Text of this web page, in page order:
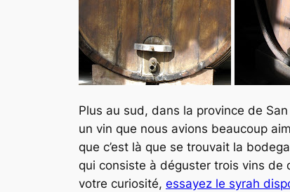
Plus au sud, dans la province de
un vin que nous avions beaucoup
que c’est là que se trouvait la
qui consiste à déguster trois vins de
votre curiosité, essayez le syrah